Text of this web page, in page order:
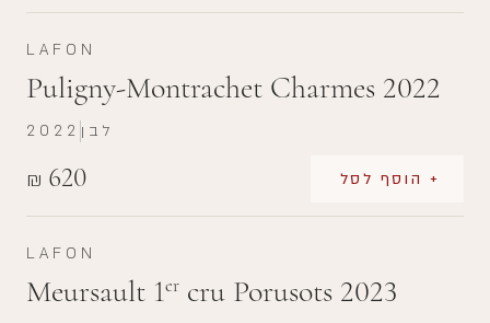
LAFON
Puligny-Montrachet Charmes 2022
₪ 620 + הוסף לסל
2022 לבן
LAFON
Meursault 1er cru Porusots 2023